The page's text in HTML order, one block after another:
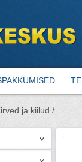
ja kiilud /